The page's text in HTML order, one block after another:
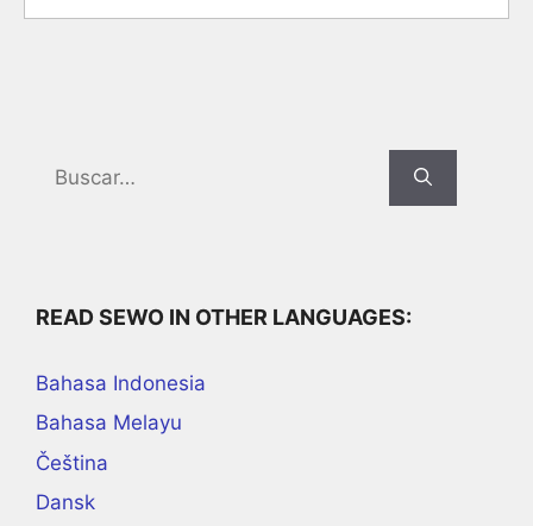
for:
READ SEWO IN OTHER LANGUAGES:
Bahasa Indonesia
Bahasa Melayu
Čeština
Dansk